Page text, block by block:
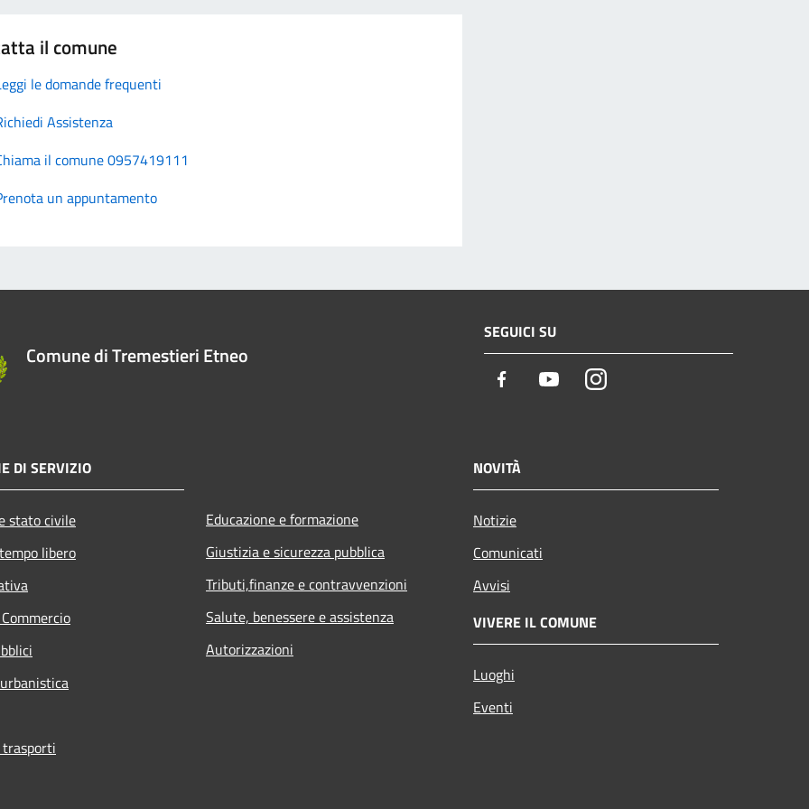
il comune
le domande frequenti
Assistenza
il comune 0957419111
un appuntamento
Comune di Tremestieri Etneo
SEGUICI SU
Facebook YoutubeInstagram
DI SERVIZIO
stato civile
libero
Educazione e formazione
Giustizia e sicurezza pubblica
Tributi,finanze e contravvenzioni
Salute, benessere e assistenza
Autorizzazioni
NOVITÀ
Notizie
Comunicati
Avvisi
VIVERE IL COMUNE
Luoghi
Eventi